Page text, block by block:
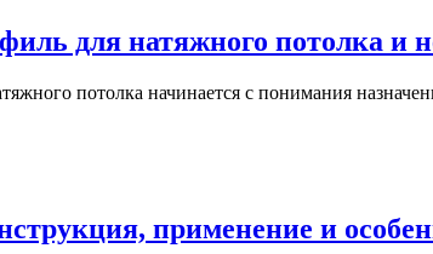
для натяжного потолка и
потолка начинается с понимания
применение и